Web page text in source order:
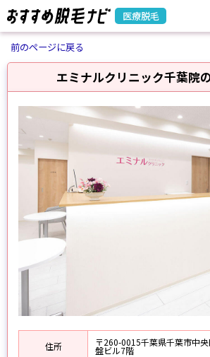
医療脱毛
前のページに戻る
エミナルクリニック千葉院
住所 〒260-0015千葉県千葉市中
盤ビル7階